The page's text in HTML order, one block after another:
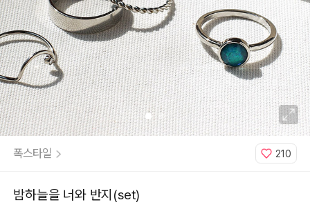
폭스타일 210
밤하늘을 너와 반지(set)